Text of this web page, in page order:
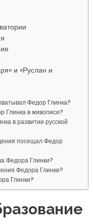
и «Руслан и
Федор Глинка?
Глинка в живописи?
в развитии русской
посещал Федор
Федора Глинки?
Федора Глинки?
Глинки?